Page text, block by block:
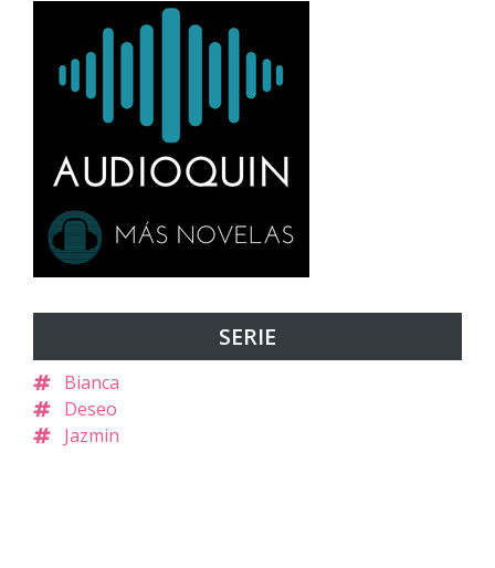
SERIE
Bianca
Deseo
Jazmin